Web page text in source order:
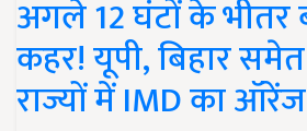
अगले 12 घंटों के भीतर
कहर! यूपी, बिहार
राज्यों में IMD का